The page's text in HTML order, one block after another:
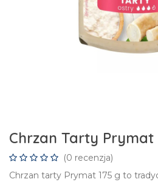
Chrzan Tarty Prymat
(0 recenzja)
Chrzan tarty Prymat 175 g to